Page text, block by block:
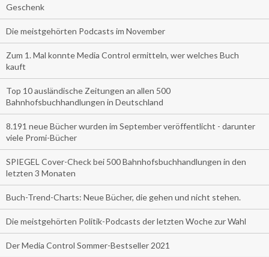
Geschenk
Die meistgehörten Podcasts im November
Zum 1. Mal konnte Media Control ermitteln, wer welches Buch
kauft
Top 10 ausländische Zeitungen an allen 500
Bahnhofsbuchhandlungen in Deutschland
8.191 neue Bücher wurden im September veröffentlicht - darunter
viele Promi-Bücher
SPIEGEL Cover-Check bei 500 Bahnhofsbuchhandlungen in den
letzten 3 Monaten
Buch-Trend-Charts: Neue Bücher, die gehen und nicht stehen.
Die meistgehörten Politik-Podcasts der letzten Woche zur Wahl
Der Media Control Sommer-Bestseller 2021